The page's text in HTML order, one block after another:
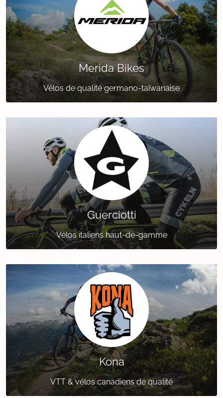
Merida Bikes
Vélos de qualité germano-taïwanaise
Guerciotti
Vélos italiens haut-de-gamme
Kona
VTT & vélos canadiens de qualité